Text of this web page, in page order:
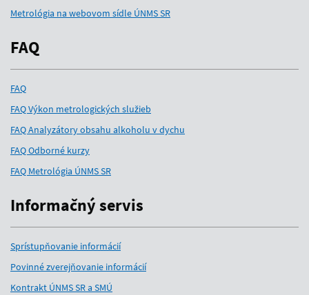
Metrológia na webovom sídle ÚNMS SR
FAQ
FAQ
FAQ Výkon metrologických služieb
FAQ Analyzátory obsahu alkoholu v dychu
FAQ Odborné kurzy
FAQ Metrológia ÚNMS SR
Informačný servis
Sprístupňovanie informácií
Povinné zverejňovanie informácií
Kontrakt ÚNMS SR a SMÚ